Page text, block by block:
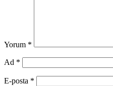
Yorum *
Ad *
E-posta *